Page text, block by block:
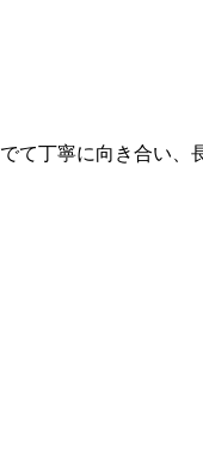
て丁寧に向き合い、